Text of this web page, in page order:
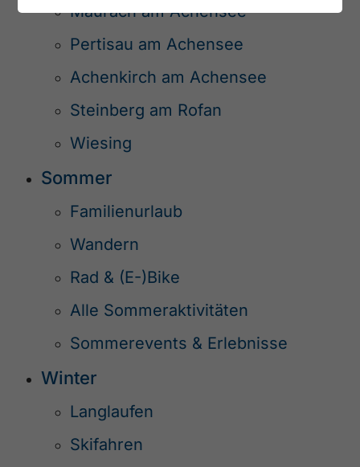
Maurach am Achensee
Pertisau am Achensee
Achenkirch am Achensee
Steinberg am Rofan
Wiesing
Sommer
Familienurlaub
Wandern
Rad & (E-)Bike
Alle Sommeraktivitäten
Sommerevents & Erlebnisse
Winter
Langlaufen
Skifahren